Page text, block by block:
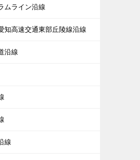
ムライン沿線
知高速交通東部丘陵線沿線
沿線
線